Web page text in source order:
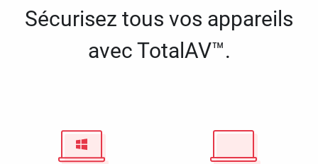
Sécurisez tous vos appareils
avec TotalAV™.